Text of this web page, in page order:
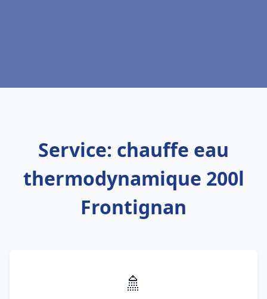
Service: chauffe eau
thermodynamique 200l
Frontignan
🚿